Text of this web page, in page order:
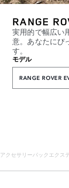
RANGE
実用的で幅広い
意。あなたにぴ
す。
モデル
RANGE ROVER
アクセサリーパックエクス